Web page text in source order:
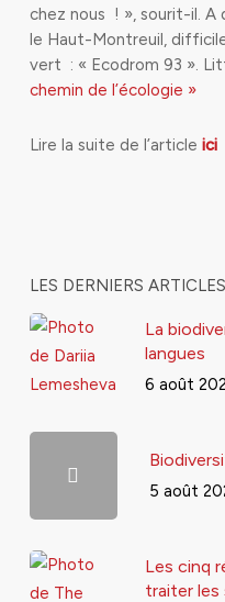
chez nous ! », sourit-il. A
le Haut-Montreuil,
vert : « Ecodrom 93 ».
chemin de l’écologie »
Lire la suite de l’article ici
LES DERNIERS ARTICLES
La
langues
6 août
5 août
Les cinq
traiter les